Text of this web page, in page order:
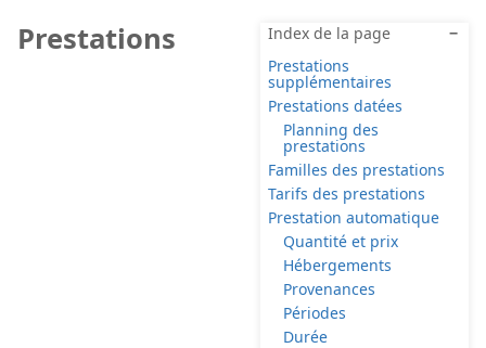
−
Index de la page
Prestations
supplémentaires
Prestations datées
Planning des
prestations
Familles des prestations
Tarifs des prestations
Prestation automatique
Quantité et prix
Hébergements
Provenances
Périodes
Durée
Prestations